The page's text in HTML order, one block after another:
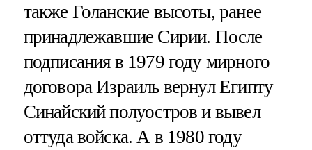
также Голанские высоты, ранее
принадлежавшие Сирии. После
подписания в 1979 году мирного
договора Израиль вернул Египту
Синайский полуостров и вывел
оттуда войска. А в 1980 году